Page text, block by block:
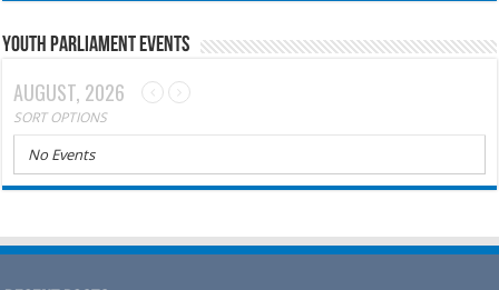
Youth Parliament Events
AUGUST, 2026
SORT OPTIONS
No Events